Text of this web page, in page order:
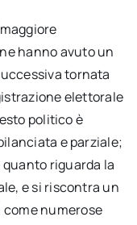
hanno avuto un
tornata
elettorale
politico è
e parziale;
riguarda la
e si riscontra un
numerose